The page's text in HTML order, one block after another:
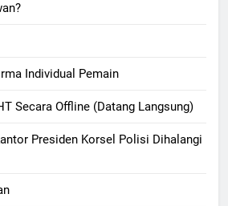
Individual Pemain
Secara Offline (Datang Langsung)
Presiden Korsel Polisi Dihalangi